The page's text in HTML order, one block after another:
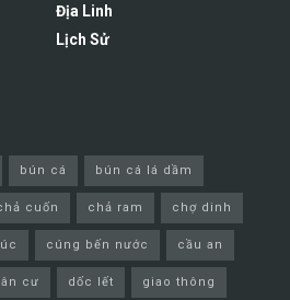
Địa Linh
Lịch Sử
bún cá bún cá lá dầm
cuốn chả ram chợ dinh
cúng bến nước cầu an
cư dốc lết giao thông